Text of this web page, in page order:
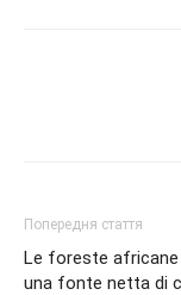
Попередня стаття
Le foreste
una fonte netta di